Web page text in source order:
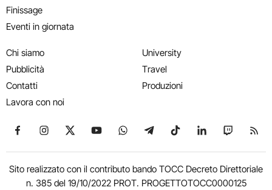
Finissage
Eventi in giornata
Chi siamo
Pubblicità
Contatti
Lavora con noi
University
Travel
Produzioni
Seguici su Facebook
Seguici su Instagram
Seguici su X
Seguici su YouTube
Seguici su WhatsApp
Seguici su Telegram
Seguici su TikTok
Seguici su
Seguici
Sito realizzato con il contributo bando TOCC Decreto Direttoriale
n. 385 del 19/10/2022 PROT. PROGETTOTOCC0000125